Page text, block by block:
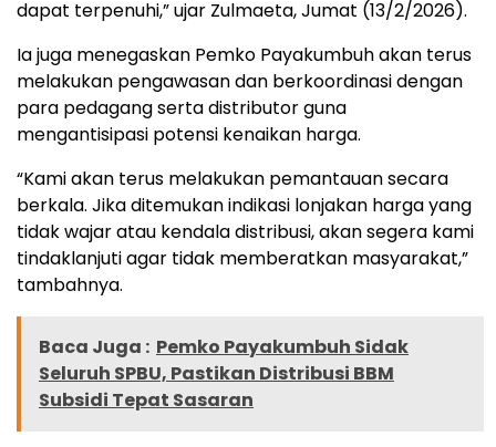
dapat terpenuhi,” ujar Zulmaeta, Jumat (13/2/2026).
Ia juga menegaskan Pemko Payakumbuh akan terus
melakukan pengawasan dan berkoordinasi dengan
para pedagang serta distributor guna
mengantisipasi potensi kenaikan harga.
“Kami akan terus melakukan pemantauan secara
berkala. Jika ditemukan indikasi lonjakan harga yang
tidak wajar atau kendala distribusi, akan segera kami
tindaklanjuti agar tidak memberatkan masyarakat,”
tambahnya.
Baca Juga : Pemko Payakumbuh Sidak
Seluruh SPBU, Pastikan Distribusi BBM
Subsidi Tepat Sasaran